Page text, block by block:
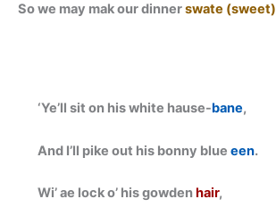
So we may mak our dinnerswate (sweet)
‘Ye’ll sit on his white hause-bane,
And I’ll pike out his bonny blue een.
Wi’ ae lock o’ his gowdenhair,